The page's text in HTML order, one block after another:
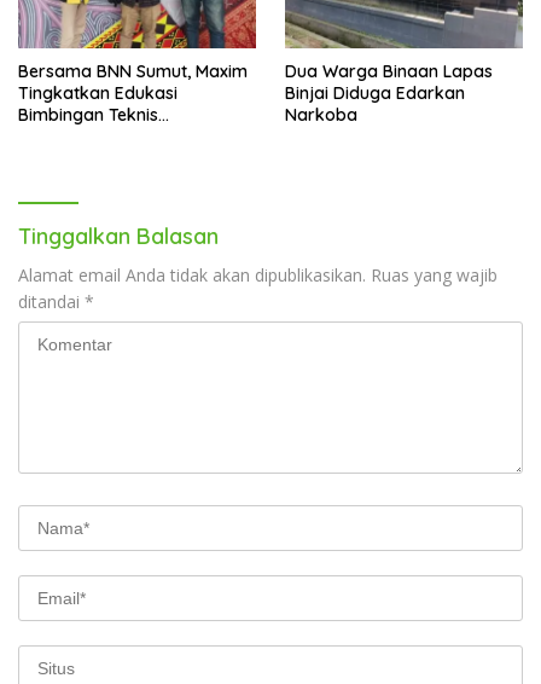
Bersama BNN Sumut, Maxim
Tingkatkan Edukasi
Bimbingan Teknis
Dua Warga Binaan Lapas
Binjai Diduga Edarkan
Narkoba
Tinggalkan Balasan
Alamat email Anda tidak akan dipublikasikan. Ruas yang wajib
ditandai *